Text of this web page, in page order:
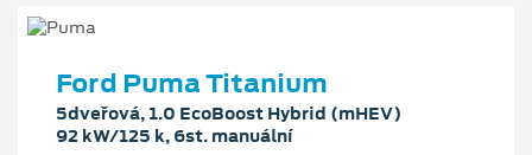
Ford Puma Titanium
5dveřová, 1.0 EcoBoost Hybrid (mHEV)
92 kW/125 k, 6st. manuální